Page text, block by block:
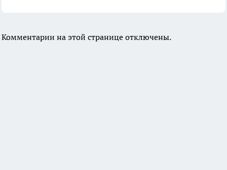
Комментарии на этой странице отключены.